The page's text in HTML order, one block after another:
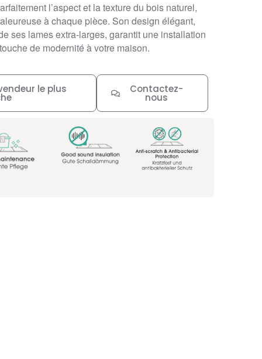
l’aspect et la texture du bois naturel,
à chaque pièce. Son design élégant,
ses lames extra-larges, garantit une installation
de modernité à votre maison.
Contactez-
nous
le plus